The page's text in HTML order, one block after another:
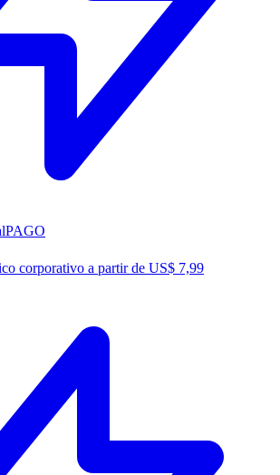
PAGO
corporativo a partir de US$ 7,99